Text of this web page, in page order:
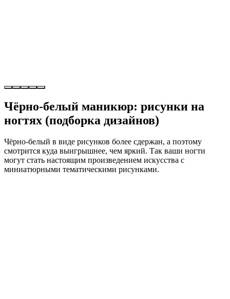
Чёрно-белый маникюр: рисунки на
ногтях (подборка дизайнов)
Чёрно-белый в виде рисунков более сдержан, а поэтому
смотрится куда выигрышнее, чем яркий. Так ваши ногти
могут стать настоящим произведением искусства с
миниатюрными тематическими рисунками.